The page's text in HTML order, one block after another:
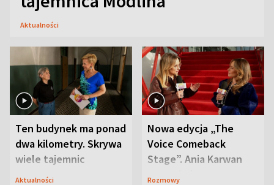
Aktualności
Ten budynek ma ponad
dwa kilometry. Skrywa
wiele tajemnic
Aktualności
Nowa edycja „The
Voice Comeback
Stage”. Ania Karwan
zapowiada
Rozmowy